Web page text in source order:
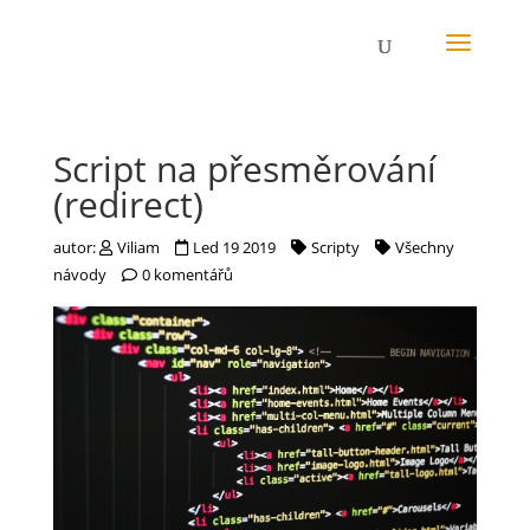
Script na přesměrování
(redirect)
autor: Viliam Led 19 2019 Scripty
Všechny
návody
0 komentářů